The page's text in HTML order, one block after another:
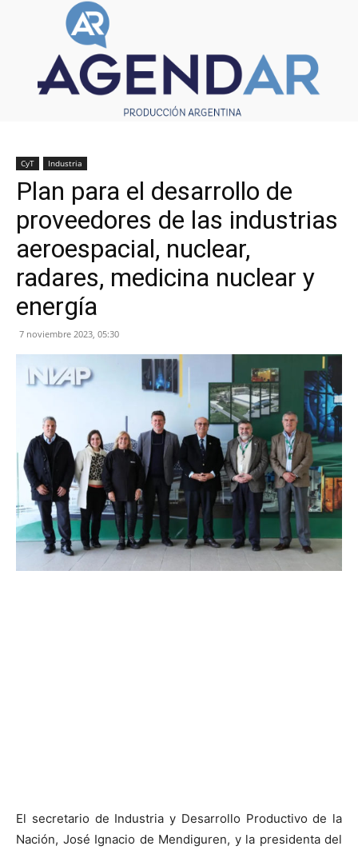
CyT Industria
Plan para el desarrollo de
proveedores de las industrias
aeroespacial, nuclear,
radares, medicina nuclear y
energía
7 noviembre 2023, 05:30
El secretario de Industria y Desarrollo Productivo de la
Nación, José Ignacio de Mendiguren, y la presidenta del